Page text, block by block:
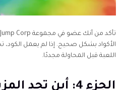
الأكواد بشكل صحيح. إذا لم يعمل الكود،
اللعبة قبل المحاولة مجددًا.